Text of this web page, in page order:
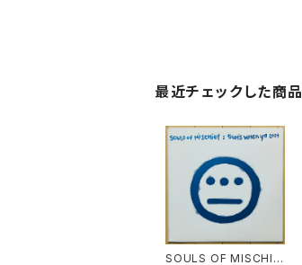
最近チェックした商品
SOULS OF MISCHIE